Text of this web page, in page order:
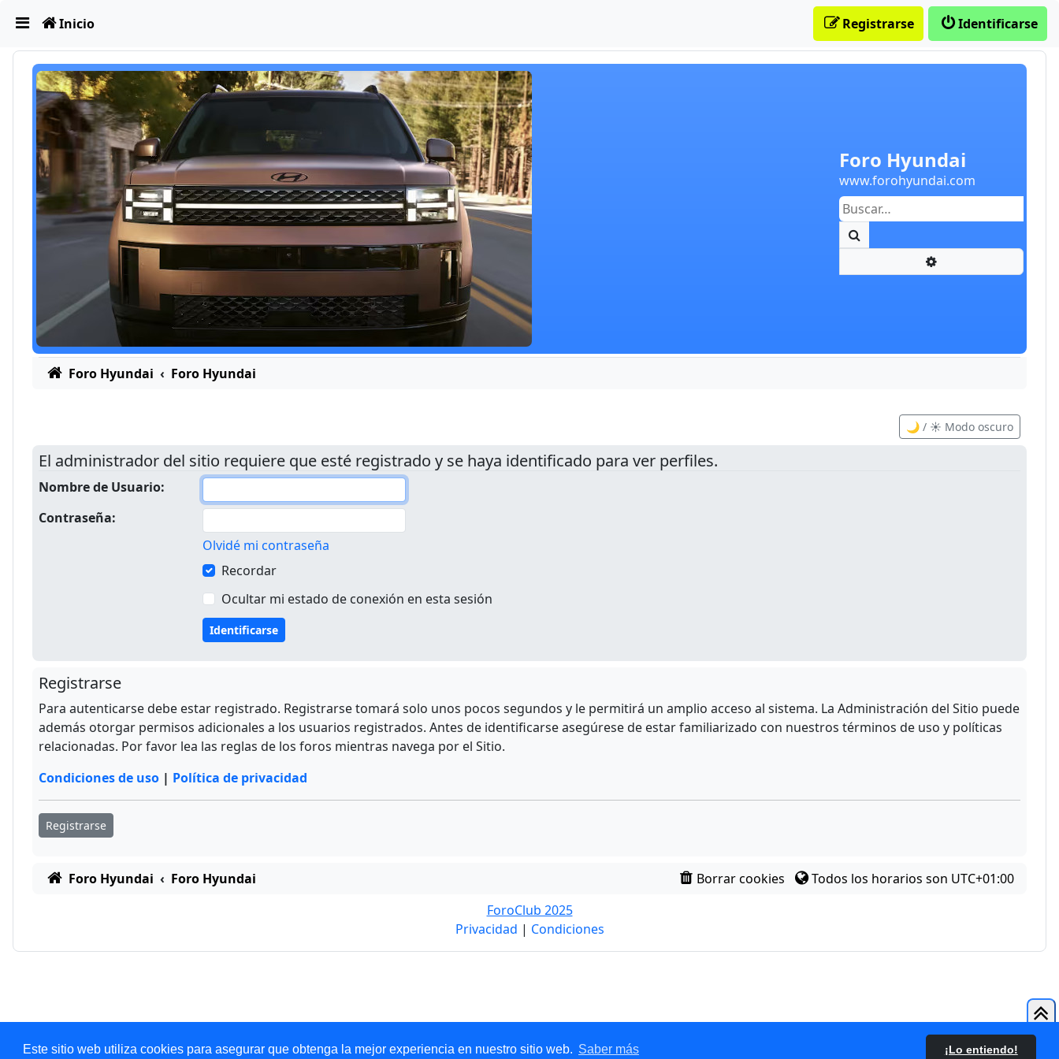
Este sitio web utiliza cookies para asegurar que obtenga la mejor experiencia en nuestro sitio web. Saber más ¡Lo entiendo!
Obviar
Foro Hyundai
www.forohyundai.com
Inicio Identificarse
Registrarse
Foro Hyundai Foro Hyundai
🌙 / ☀️ Modo oscuro
El administrador del sitio requiere que esté registrado y se haya identificado para ver perfiles.
Nombre de Usuario:
Contraseña:
Olvidé mi contraseña
Recordar
Ocultar mi estado de conexión en esta sesión
Registrarse
Para autenticarse debe estar registrado. Registrarse tomará solo unos pocos segundos y le permitirá un amplio acceso al sistema. La Administración del Sitio puede
además otorgar permisos adicionales a los usuarios registrados. Antes de identificarse asegúrese de estar familiarizado con nuestros términos de uso y políticas
relacionadas. Por favor lea las reglas de los foros mientras navega por el Sitio.
Condiciones de uso | Política de privacidad
Registrarse
Foro Hyundai Foro Hyundai Borrar cookies Todos los horarios son UTC+01:00
ForoClub 2025
Privacidad | Condiciones